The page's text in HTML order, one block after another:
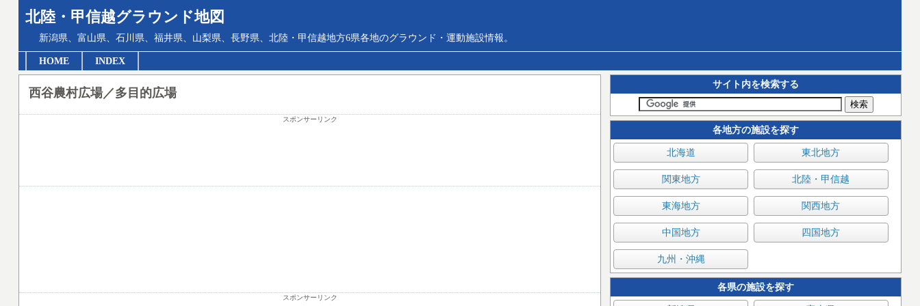
北陸・甲信越グラウンド地図
新潟県、富山県、石川県、福井県、山梨県、長野県、北陸・甲信越地方6県各地のグラウンド・運動施設情報。
HOME INDEX
サイト内を検索する
各地方の施設を探す
北海道 東北地方
関東地方 北陸・甲信越
東海地方 関西地方
中国地方 四国地方
九州・沖縄
各県の施設を探す
西谷農村広場／多目的広場
スポンサーリンク
スポンサーリンク